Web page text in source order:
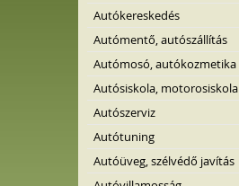
Autókereskedés
Autómentő, autószállítás
Autómosó, autókozmetika
Autósiskola, motorosiskola
Autószerviz
Autótuning
Autóüveg, szélvédő javítás